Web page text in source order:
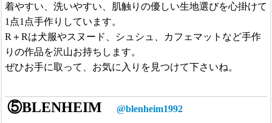
着やすい、洗いやすい、肌触りの優しい生地選びを心掛けて
1点1点手作りしています。
R＋Rは犬服やスヌード、シュシュ、カフェマットなど手作
りの作品を沢山お持ちします。
ぜひお手に取って、お気に入りを見つけて下さいね。
⑤BLENHEIM @blenheim1992